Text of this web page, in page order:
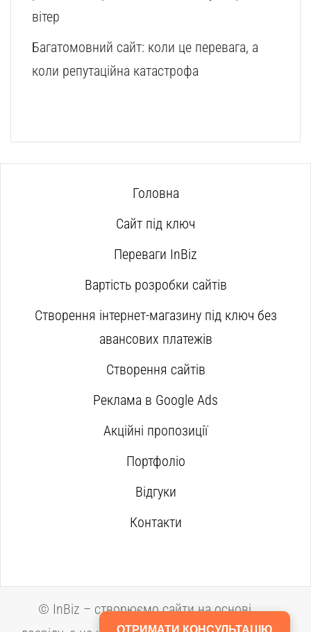
вітер
Багатомовний сайт: коли це перевага, а
коли репутаційна катастрофа
Головна
Сайт під ключ
Переваги InBiz
Вартість розробки сайтів
Створення інтернет-магазину під ключ без
авансових платежів
Створення сайтів
Реклама в Google Ads
Акційні пропозиції
Портфоліо
Відгуки
Контакти
ОТРИМАТИ КОНСУЛЬТАЦІЮ
© InBiz – створюємо сайти на основі